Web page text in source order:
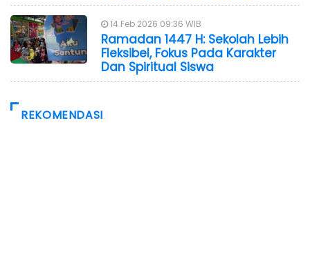
14 Feb 2026 09:36 WIB
Ramadan 1447 H: Sekolah Lebih
Fleksibel, Fokus Pada Karakter
Dan Spiritual Siswa
REKOMENDASI